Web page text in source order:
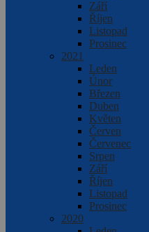
Září
Říjen
Listopad
Prosinec
2021
Leden
Únor
Březen
Duben
Květen
Červen
Červenec
Srpen
Září
Říjen
Listopad
Prosinec
2020